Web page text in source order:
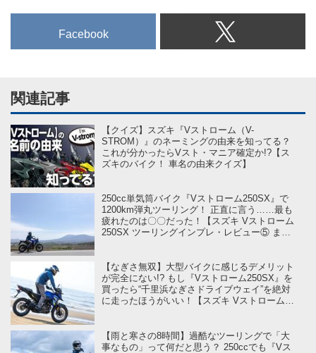
Facebook
関連記事
【クイズ】スズキ『Vストローム（V-
STROM）』のネーミングの由来を知ってる？
これが分かったらVスト・マニア確定か!?【ス
ズキのバイク！ 車名の由来クイズ】
250cc単気筒バイク『Vストローム250SX』で
1200km弾丸ツーリング！ 正直に言う……最も
疲れたのは〇〇だった！【スズキ Vストローム
250SX ツーリングインプレ・レビュー⑤ まと
【なぎさ無双】大型バイクに感じるデメリット
が完全にない!? もし『Vストローム250SX』を
買ったら“千里浜なぎさドライブウェイ”を絶対
に走ったほうがいい！【スズキ Vストローム
【雨と寒さの8時間】過酷なツーリングで「大
事なもの」って何だと思う？ 250ccでも『Vス